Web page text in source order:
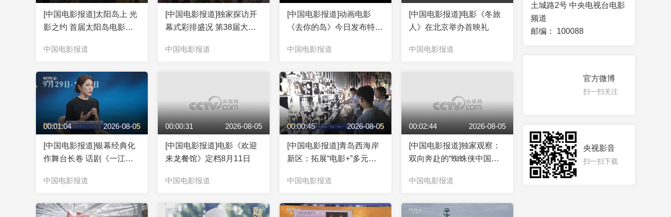
土城路2号 中央电视台电影
频道
邮编：
100088
官方微博
扫一扫关注
央视影音
扫一扫下载
[中国电影报道]太阳岛上 光
影之约 首届太阳岛电影周
中国电影报道
[中国电影报道]独家探访开
幕式彩排盛况 第38届大众
明日举办
中国电影报道
[中国电影报道]动画电影
《去你的岛》今日发布特别
中国电影报道
[中国电影报道]电影《冬旅
人》在北京举办首映礼
中国电影报道
00:01:04 2026-08-05
[中国电影报道]银幕经典化
作舞台长卷 话剧《一江春
中国电影报道
00:00:31 2026-08-05
[中国电影报道]电影《欢迎
来龙餐馆》定档8月11日
中国电影报道
00:00:45 2026-08-05
[中国电影报道]青岛西海岸
新区：拓展“电影+”多元业
中国电影报道
00:02:44 2026-08-05
[中国电影报道]独家观察：
双向奔赴的“蜘蛛侠中国行”
中国电影报道